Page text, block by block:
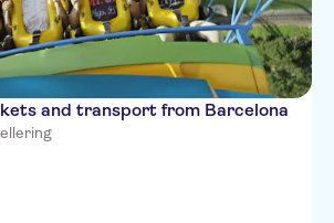
and transport from Barcelona